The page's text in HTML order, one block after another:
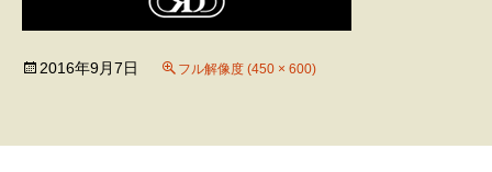
2016年9月7日 フル解像度 (450 × 600)